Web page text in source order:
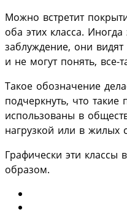
Можно встретит
оба этих класса.
заблуждение, они
и не могут понять, все-
Такое обозначение
подчеркнуть, что такие
использованы в
нагрузкой или в жилых
Графически эти классы
образом.